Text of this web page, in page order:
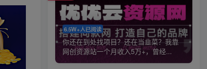
6.5W+人已阅读
你还在到处找项目？还在当韭菜？我靠
网创资源站一个月收入5万+，曾经...